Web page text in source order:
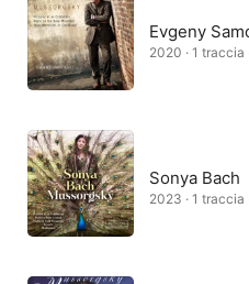
Evgeny
2020 · 1 traccia
Sonya Bach
2023 · 1 traccia